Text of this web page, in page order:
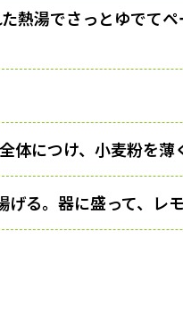
熱湯でさっとゆでて
体につけ、小麦粉を薄
る。器に盛って、レ